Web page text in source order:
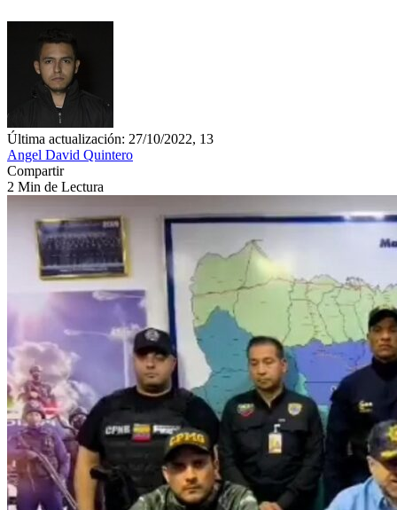
Última actualización: 27/10/2022, 13
Angel David Quintero
Compartir
2 Min de Lectura